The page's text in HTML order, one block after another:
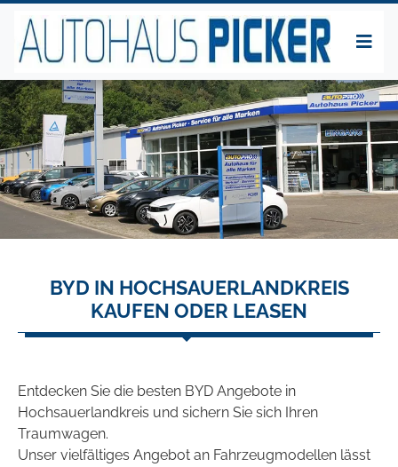
BYD IN HOCHSAUERLANDKREIS
KAUFEN ODER LEASEN
Entdecken Sie die besten BYD Angebote in
Hochsauerlandkreis und sichern Sie sich Ihren
Traumwagen.
Unser vielfältiges Angebot an Fahrzeugmodellen lässt